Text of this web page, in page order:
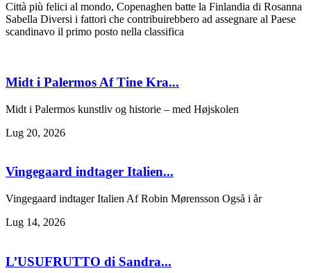
Città più felici al mondo, Copenaghen batte la Finlandia di Rosanna
Sabella Diversi i fattori che contribuirebbero ad assegnare al Paese
scandinavo il primo posto nella classifica
Midt i Palermos Af Tine Kra...
Midt i Palermos kunstliv og historie – med Højskolen
Lug 20, 2026
Vingegaard indtager Italien...
Vingegaard indtager Italien Af Robin Mørensson Også i år
Lug 14, 2026
L’USUFRUTTO di Sandra...